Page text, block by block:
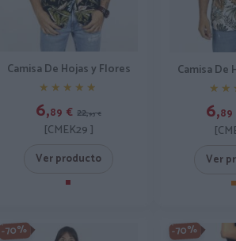
Camisa De Hojas y Flores
★★★★★
★★★★★
6,89 € 22,95 €
[CMEK29 ]
Ver producto
Camisa De
6,89
Ver
-70% -70%